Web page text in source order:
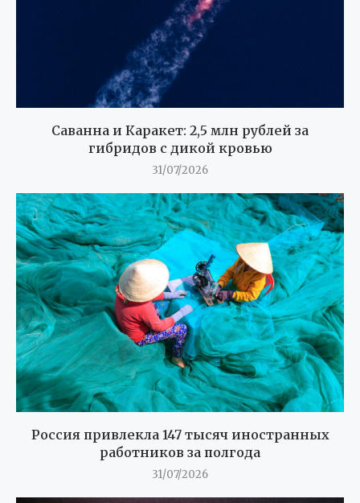
Саванна и Каракет: 2,5 млн рублей за
гибридов с дикой кровью
31/07/2026
Россия привлекла 147 тысяч иностранных
работников за полгода
31/07/2026